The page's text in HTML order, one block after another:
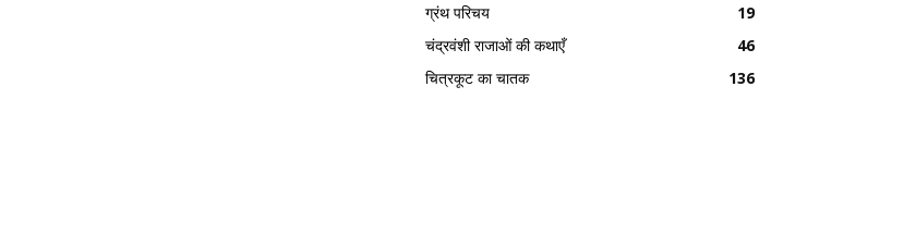
ग्रंथ परिचय
19
चंद्रवंशी राजाओं की कथाएँ
46
चित्रकूट का चातक
136